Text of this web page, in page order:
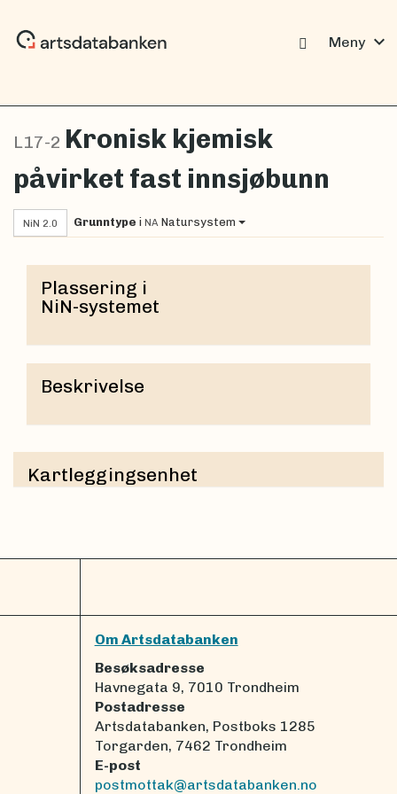
Meny expand_more
L17-2 Kronisk kjemisk
påvirket fast innsjøbunn
NiN 2.0 Grunntype i NA Natursystem
Plassering i
NiN-systemet
Beskrivelse
Kartleggingsenhet
Om Artsdatabanken
Besøksadresse
Havnegata 9, 7010 Trondheim
Postadresse
Artsdatabanken, Postboks 1285
Torgarden, 7462 Trondheim
E-post
postmottak@artsdatabanken.no